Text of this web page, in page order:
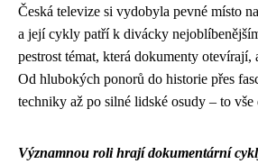
Česká televize si vydobyla pevné místo
a její cykly patří k divácky
pestrost témat, která dokumenty
Od hlubokých ponorů do historie přes
techniky až po silné lidské osudy – to
Významnou roli hrají dokumentární